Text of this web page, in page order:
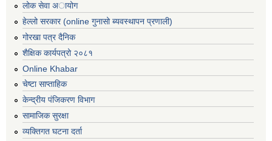
लोक सेवा अायोग
हेल्लो सरकार (online गुनासो ब्यवस्थापन प्रणाली)
गोरखा पत्र दैनिक
शैक्षिक कार्यपत्रो २०८१
Online Khabar
चेष्टा साप्ताहिक
केन्द्रीय पंजिकरण विभाग
सामाजिक सुरक्षा
व्यक्तिगत घटना दर्ता